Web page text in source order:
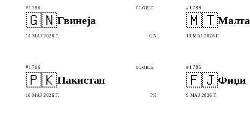
#1790 GLOBLE
🇬🇳Гвинеја
14 МАЈ 2026 Г. GN
#1789
🇲🇹Малта
13 МАЈ 2026 Г.
#1786 GLOBLE
🇵🇰Пакистан
10 МАЈ 2026 Г. PK
#1785
🇫🇯Фиџи
9 МАЈ 2026 Г.